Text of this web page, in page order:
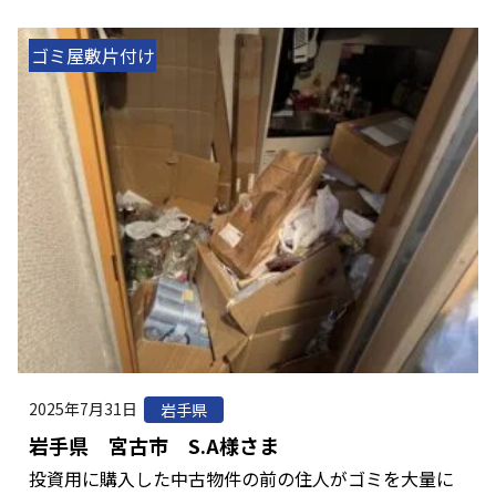
ゴミ屋敷片付け
2025年7月31日 岩手県
岩手県 宮古市 S.A様さま
投資用に購入した中古物件の前の住人がゴミを大量に